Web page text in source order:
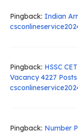
Pingback: Indian
Pingback: HSSC
Vacancy 4227
Pingback: Number